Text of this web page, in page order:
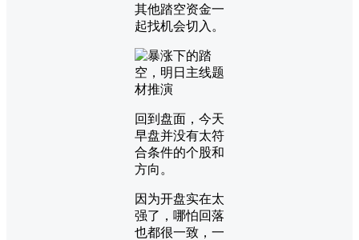
其他踏空资金一
起找机会切入。
回到盘面，今天
早盘并没有太符
合条件的个股和
方向。
因为开盘实在太
强了，哪怕回落
也都很一致，一